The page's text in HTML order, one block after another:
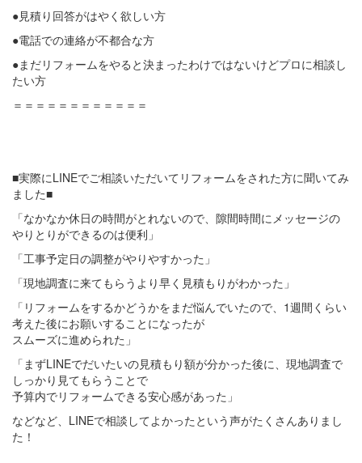
●見積り回答がはやく欲しい方
●電話での連絡が不都合な方
●まだリフォームをやると決まったわけではないけどプロに相談し
たい方
＝＝＝＝＝＝＝＝＝＝＝＝
■実際にLINEでご相談いただいてリフォームをされた方に聞いてみ
ました■
「なかなか休日の時間がとれないので、隙間時間にメッセージの
やりとりができるのは便利」
「工事予定日の調整がやりやすかった」
「現地調査に来てもらうより早く見積もりがわかった」
「リフォームをするかどうかをまだ悩んでいたので、1週間くらい
考えた後にお願いすることになったが
スムーズに進められた」
「まずLINEでだいたいの見積もり額が分かった後に、現地調査で
しっかり見てもらうことで
予算内でリフォームできる安心感があった」
などなど、LINEで相談してよかったという声がたくさんありまし
た！